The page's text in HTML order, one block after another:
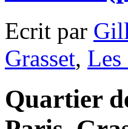
Ecrit par
Grasset,
Quartier